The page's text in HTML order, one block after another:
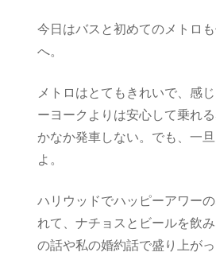
今日はバスと初めてのメトロ
へ。
メトロはとてもきれいで、感
ーヨークよりは安心して乗れ
かなか発車しない。でも、一
よ。
ハリウッドでハッピーアワー
れて、ナチョスとビールを飲
の話や私の婚約話で盛り上がっ